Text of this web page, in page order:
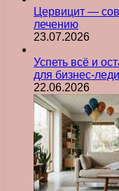
Цервицит —
лечению
23.07.2026
Успеть всё и
для бизнес-леди
22.06.2026